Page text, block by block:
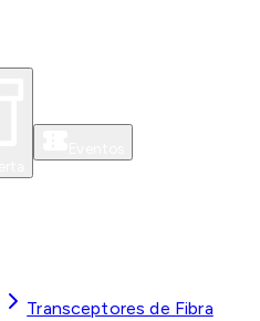
Transceptores de Fibra